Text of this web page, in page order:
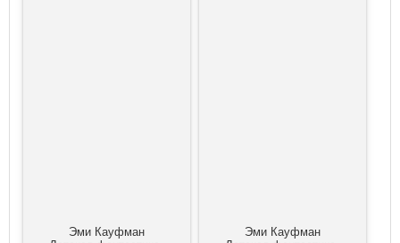
Эми Кауфман
Эми Кауфман